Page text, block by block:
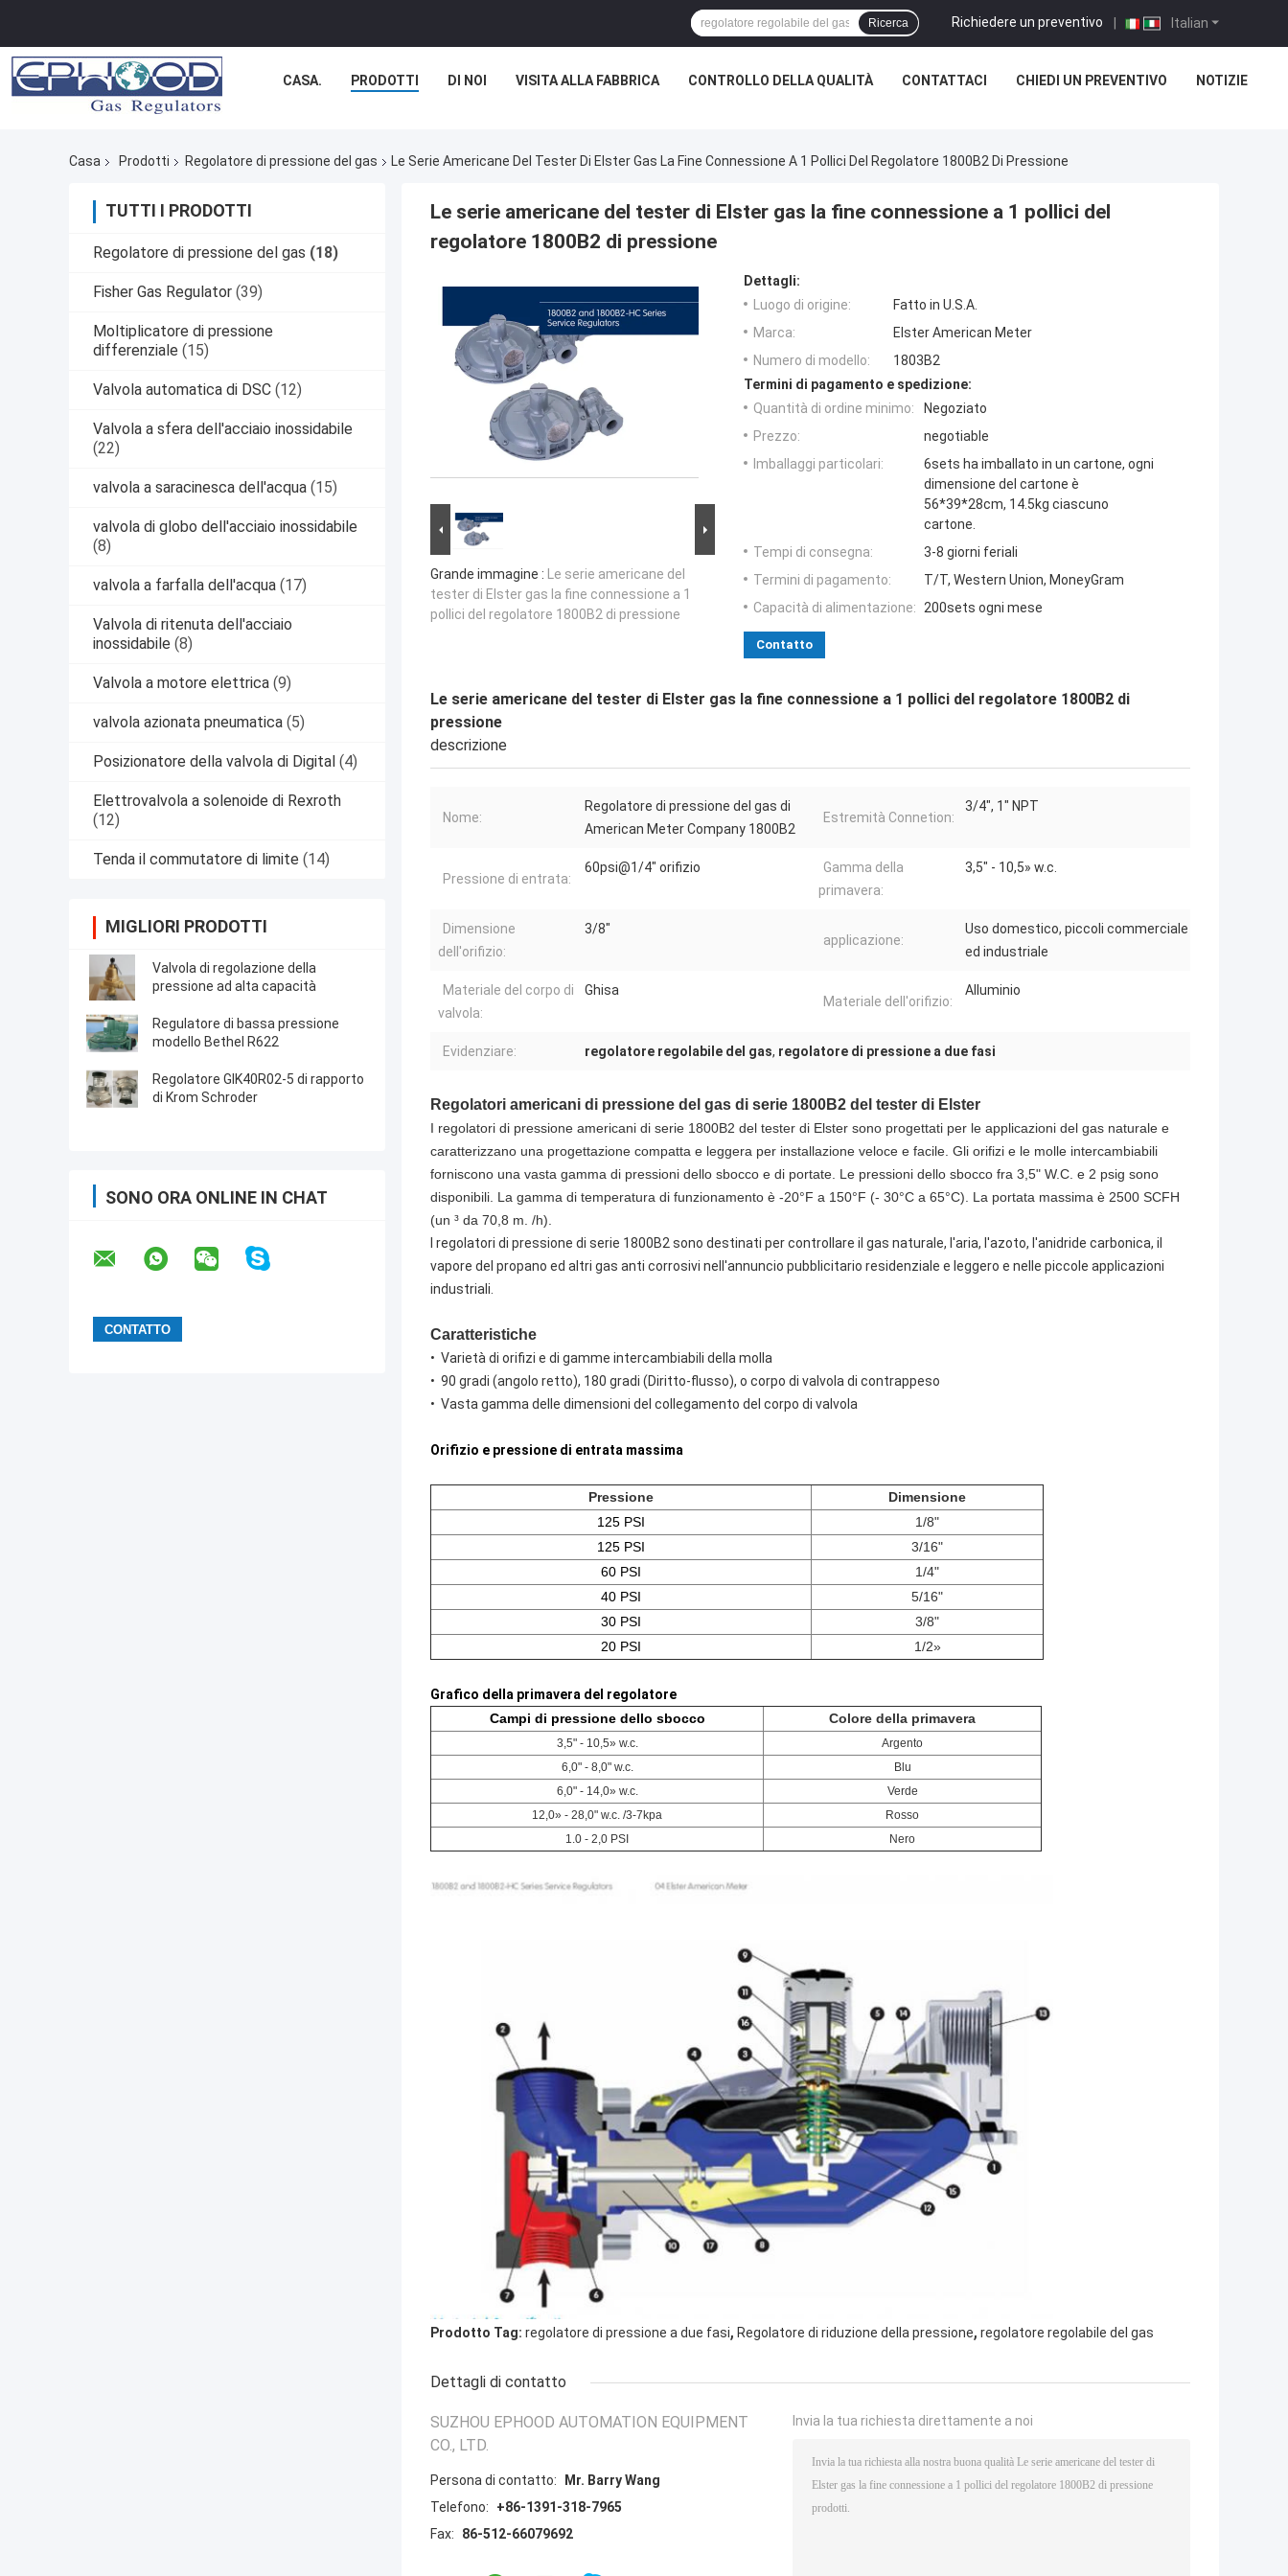
Italian
Richiedere un preventivo |
Ricerca
CASA. PRODOTTI DI NOI VISITA ALLA FABBRICA CONTROLLO DELLA QUALITÀ CONTATTACI CHIEDI UN PREVENTIVO NOTIZIE
Casa Prodotti Regolatore di pressione del gas Le Serie Americane Del Tester Di Elster Gas La Fine Connessione A 1 Pollici Del Regolatore 1800B2 Di Pressione
TUTTI I PRODOTTI
Regolatore di pressione del gas (18)
Fisher Gas Regulator (39)
Moltiplicatore di pressione
differenziale (15)
Valvola automatica di DSC (12)
Valvola a sfera dell'acciaio inossidabile
(22)
valvola a saracinesca dell'acqua (15)
valvola di globo dell'acciaio inossidabile
(8)
valvola a farfalla dell'acqua (17)
Valvola di ritenuta dell'acciaio
inossidabile (8)
Valvola a motore elettrica (9)
valvola azionata pneumatica (5)
Posizionatore della valvola di Digital (4)
Elettrovalvola a solenoide di Rexroth
(12)
Tenda il commutatore di limite (14)
MIGLIORI PRODOTTI
Valvola di regolazione della
pressione ad alta capacità
Regulatore di bassa pressione
modello Bethel R622
Regolatore GIK40R02-5 di rapporto
di Krom Schroder
SONO ORA ONLINE IN CHAT
Le serie americane del tester di Elster gas la fine connessione a 1 pollici del
regolatore 1800B2 di pressione
Grande immagine : Le serie americane del
tester di Elster gas la fine connessione a 1
pollici del regolatore 1800B2 di pressione
Dettagli:
Luogo di origine:
Fatto in U.S.A.
Marca:
Elster American Meter
Numero di modello:
1803B2
Termini di pagamento e spedizione:
Quantità di ordine minimo:
Negoziato
Prezzo:
negotiable
Imballaggi particolari:
6sets ha imballato in un cartone, ogni
dimensione del cartone è
56*39*28cm, 14.5kg ciascuno
cartone.
Tempi di consegna:
3-8 giorni feriali
Termini di pagamento:
T/T, Western Union, MoneyGram
Capacità di alimentazione: 200sets ogni mese
Contatto
Le serie americane del tester di Elster gas la fine connessione a 1 pollici del regolatore 1800B2 di
pressione
descrizione
Nome:
Regolatore di pressione del gas di
American Meter Company 1800B2
Estremità Connetion:
3/4", 1" NPT
Pressione di entrata:
60psi@1/4" orifizio
Gamma della
primavera:
3,5" - 10,5» w.c.
Dimensione
dell'orifizio:
3/8"
applicazione:
Uso domestico, piccoli commerciale
ed industriale
Materiale del corpo di
valvola:
Ghisa
Materiale dell'orifizio:
Alluminio
Evidenziare: regolatore regolabile del gas, regolatore di pressione a due fasi
Regolatori americani di pressione del gas di serie 1800B2 del tester di Elster
I regolatori di pressione americani di serie 1800B2 del tester di Elster sono progettati per le applicazioni del gas naturale e
caratterizzano una progettazione compatta e leggera per installazione veloce e facile. Gli orifizi e le molle intercambiabili
forniscono una vasta gamma di pressioni dello sbocco e di portate. Le pressioni dello sbocco fra 3,5" W.C. e 2 psig sono
disponibili. La gamma di temperatura di funzionamento è -20°F a 150°F (- 30°C a 65°C). La portata massima è 2500 SCFH
(un ³ da 70,8 m. /h).
I regolatori di pressione di serie 1800B2 sono destinati per controllare il gas naturale, l'aria, l'azoto, l'anidride carbonica, il
vapore del propano ed altri gas anti corrosivi nell'annuncio pubblicitario residenziale e leggero e nelle piccole applicazioni
industriali.
Caratteristiche
• Varietà di orifizi e di gamme intercambiabili della molla
• 90 gradi (angolo retto), 180 gradi (Diritto-flusso), o corpo di valvola di contrappeso
• Vasta gamma delle dimensioni del collegamento del corpo di valvola
Orifizio e pressione di entrata massima
Pressione
Dimensione
125 PSI
1/8"
125 PSI
3/16"
60 PSI
1/4"
40 PSI
5/16"
30 PSI
3/8"
20 PSI
1/2»
Grafico della primavera del regolatore
Campi di pressione dello sbocco
Colore della primavera
3,5" - 10,5» w.c.
Argento
6,0" - 8,0" w.c.
Blu
6,0" - 14,0» w.c.
Verde
12,0» - 28,0" w.c. /3-7kpa
Rosso
1.0 - 2,0 PSI
Nero
Prodotto Tag: regolatore di pressione a due fasi, Regolatore di riduzione della pressione, regolatore regolabile del gas
Dettagli di contatto
SUZHOU EPHOOD AUTOMATION EQUIPMENT
CO., LTD.
Persona di contatto:
Mr. Barry Wang
Telefono:
+86-1391-318-7965
Fax:
86-512-66079692
Invia la tua richiesta direttamente a noi